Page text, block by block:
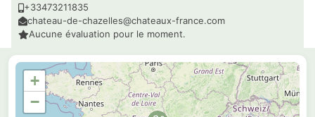
+33473211835
chateau-de-chazelles@chateaux-france.com
Aucune évaluation pour le moment.
+
−